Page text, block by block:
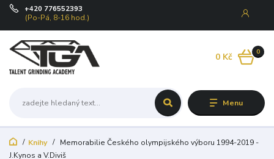
Menu
+420 776552393
(Po-Pá, 8-16 hod.)
0
0 Kč
Knihy
Memorabilie Českého olympijského výboru 1994-2019 -
J.Kynos a V.Diviš